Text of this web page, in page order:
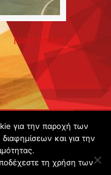
Next Image
για την παροχή των
και για την
τη χρήση των